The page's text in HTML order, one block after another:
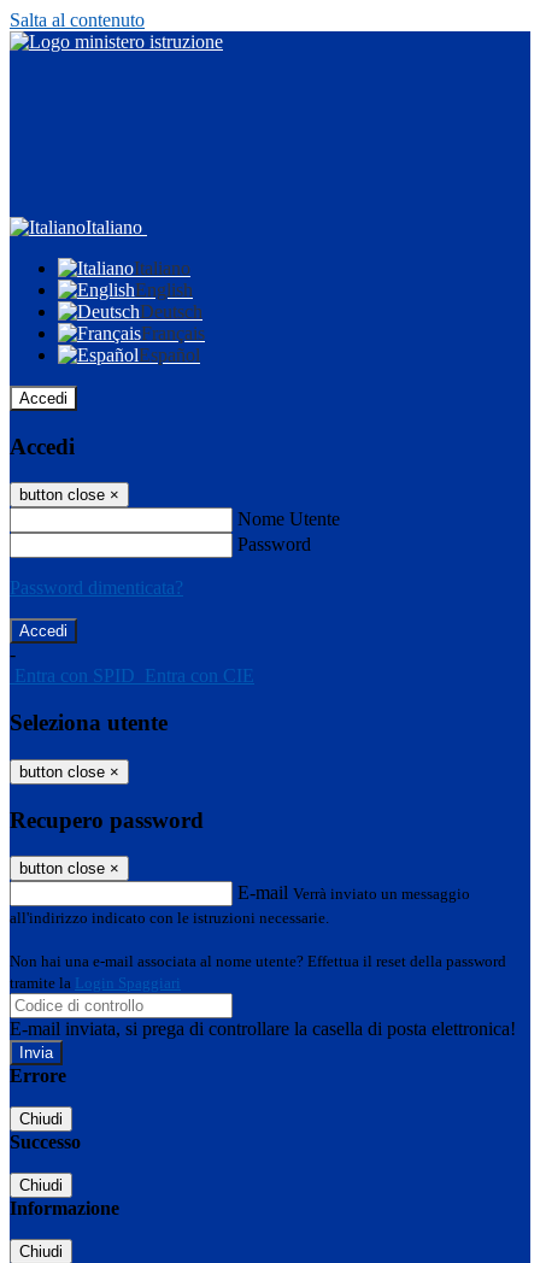
Salta al contenuto
Italiano
Italiano
English
Deutsch
Français
Español
Accedi
Accedi
button close ×
Nome Utente
Password
Password dimenticata?
-
Entra con SPID Entra con CIE
Seleziona utente
button close ×
Recupero password
button close ×
E-mail Verrà inviato un messaggio
all'indirizzo indicato con le istruzioni necessarie.
Non hai una e-mail associata al nome utente? Effettua il reset della password
tramite la Login Spaggiari
E-mail inviata, si prega di controllare la casella di posta elettronica!
Errore
Chiudi
Successo
Chiudi
Informazione
Chiudi